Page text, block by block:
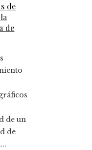
de
de
de un
de